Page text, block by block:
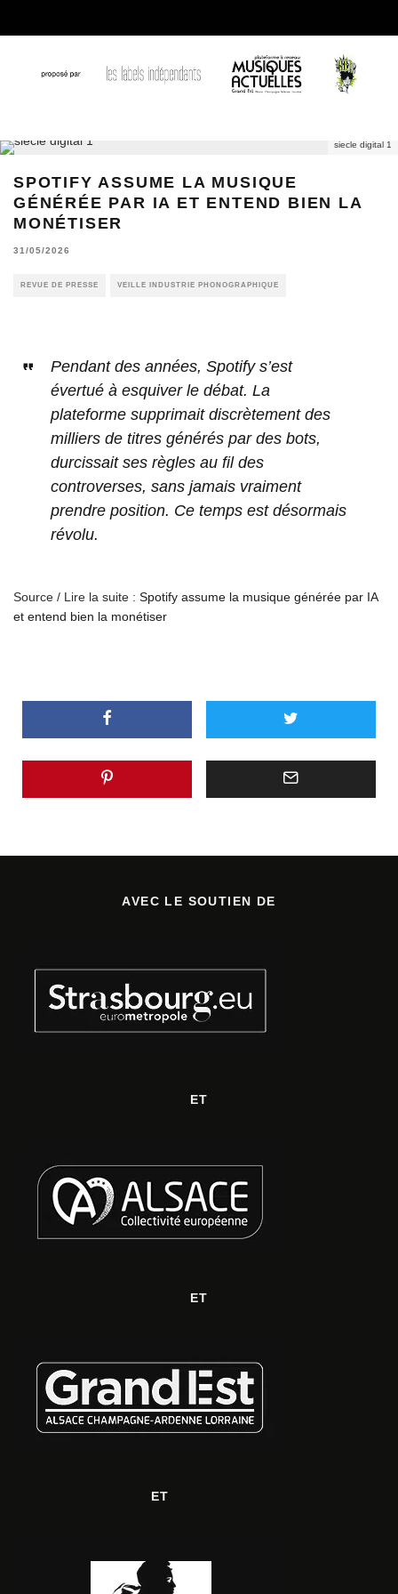
siecle digital 1
SPOTIFY ASSUME LA MUSIQUE
GÉNÉRÉE PAR IA ET ENTEND BIEN LA
MONÉTISER
31/05/2026
REVUE DE PRESSE VEILLE INDUSTRIE PHONOGRAPHIQUE
Pendant des années, Spotify s’est
évertué à esquiver le débat. La
plateforme supprimait discrètement des
milliers de titres générés par des bots,
durcissait ses règles au fil des
controverses, sans jamais vraiment
prendre position. Ce temps est désormais
révolu.
Source / Lire la suite : Spotify assume la musique générée par IA
et entend bien la monétiser
AVEC LE SOUTIEN DE
ET
ET
ET